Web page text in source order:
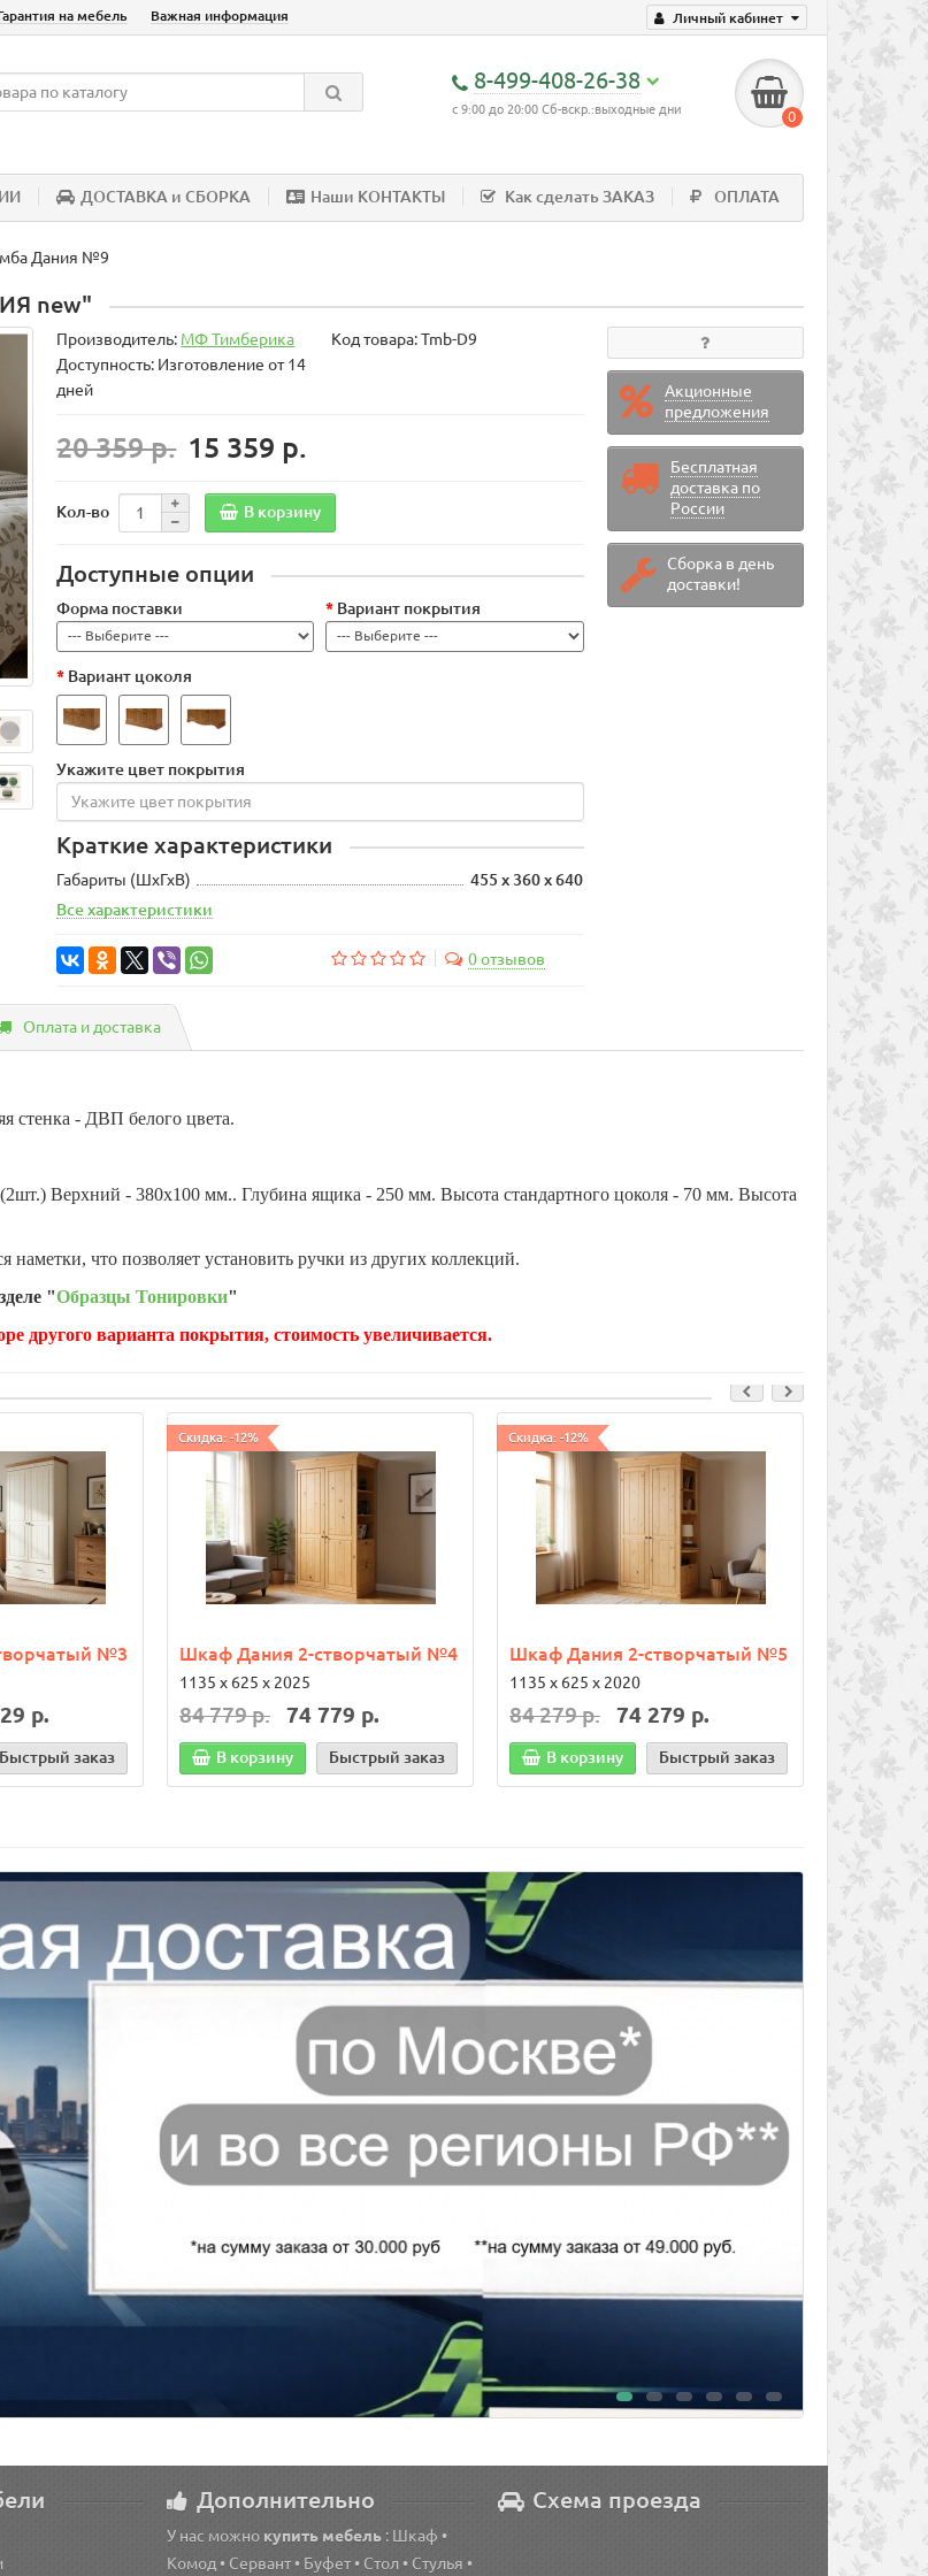
Личный кабинет
на мебель Важная информация
8-499-408-26-38
с 9:00 до 20:00 Сб-вскр.:выходные дни 0
ДОСТАВКА и СБОРКА Наши КОНТАКТЫ Как сделать ЗАКАЗ ОПЛАТА
Дания №9
new"
Производитель: МФ Тимберика Код товара:Tmb-D9
Доступность: Изготовление от 14
дней
20 359 р. 15 359 р.
Кол-во В корзину
Доступные опции
Форма поставки Вариант покрытия
Вариант цоколя
Укажите цвет покрытия
Краткие характеристики
Габариты (ШхГхВ)
455 х 360 х 640
Все характеристики
0 отзывов
Акционные
предложения
Бесплатная
доставка по
России
Сборка в день
доставки!
Оплата и доставка
стенка - ДВП белого цвета.
Верхний - 380х100 мм.. Глубина ящика - 250 мм. Высота стандартного цоколя - 70 мм. Высота
что позволяет установить ручки из других коллекций.
"Образцы Тонировки"
другого варианта покрытия, стоимость увеличивается.
№3
р.
Быстрый заказ
Скидка: -12%
Шкаф Дания 2-створчатый №4
1135 х 625 х 2025
84 779 р. 74 779 р.
В корзину Быстрый заказ
Скидка: -12%
Шкаф Дания 2-створчатый №5
1135 х 625 х 2020
84 279 р. 74 279 р.
В корзину Быстрый заказ
Скидка: -14%
Шкаф
1540 х 600
109 129
В
Дополнительно
У нас можно купить мебель : Шкаф •
Комод • Сервант • Буфет • Стол • Стулья •
Схема проезда